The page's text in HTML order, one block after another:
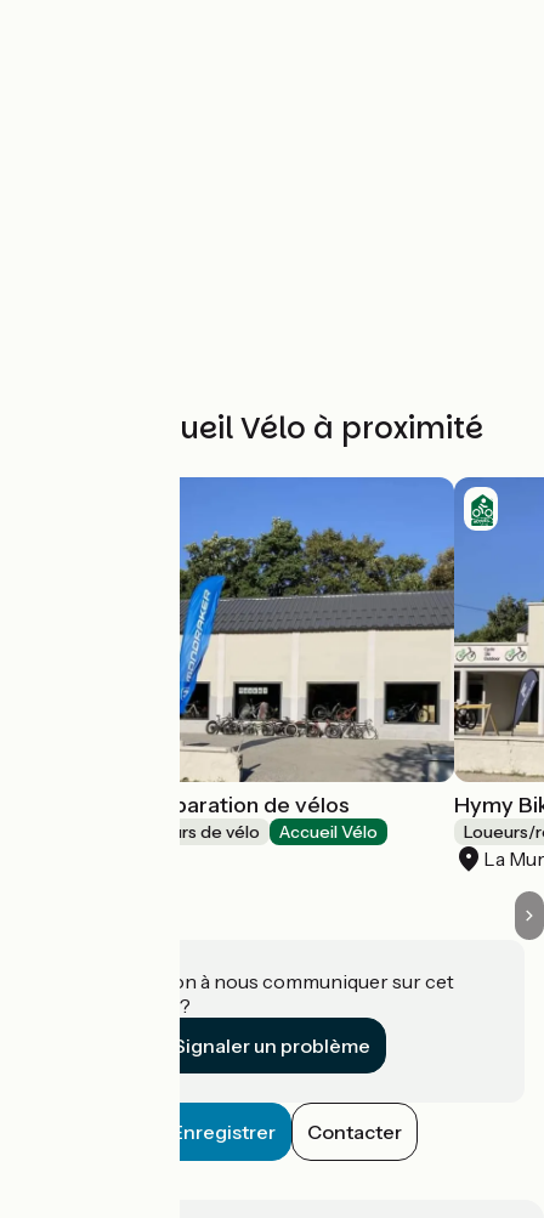
Autres Accueil Vélo à proximité
Hymy Bike - Réparation de vélos
Loueurs/réparateurs de vélo Accueil Vélo
Hymy
Loueurs/
La
Une information à nous communiquer sur cet
établissement ?
Signaler un problème
Enregistrer Contacter